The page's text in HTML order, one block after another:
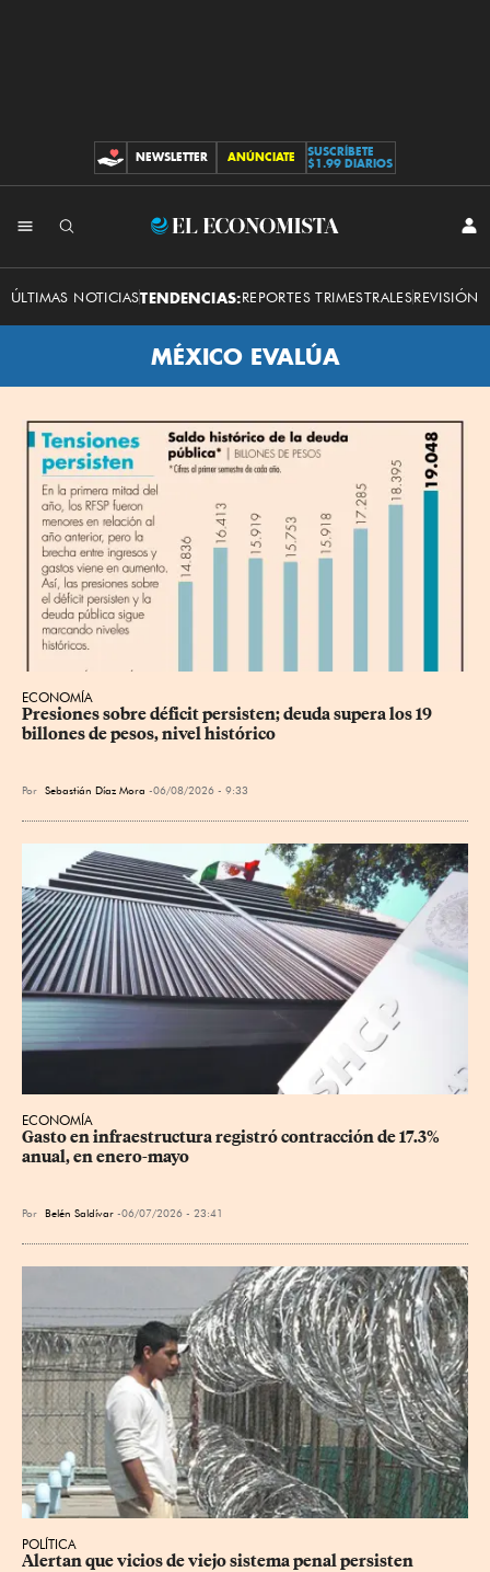
CONTRIBUCIONES
NEWSLETTER ANÚNCIATE
SUSCRÍBETE
$1.99 DIARIOS
El
Economista
ÚLTIMAS NOTICIASTENDENCIAS:REPORTES TRIMESTRALESREVISIÓN
MÉXICO EVALÚA
ECONOMÍA
Presiones sobre déficit persisten; deuda supera los 19
billones de pesos, nivel histórico
Por Sebastián Díaz Mora 06/08/2026 - 9:33
ECONOMÍA
Gasto en infraestructura registró contracción de 17.3%
anual, en enero-mayo
Por Belén Saldívar 06/07/2026 - 23:41
POLÍTICA
Alertan que vicios de viejo sistema penal persisten